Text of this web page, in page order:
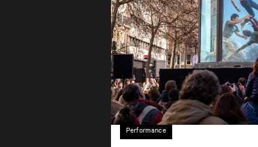
Performance